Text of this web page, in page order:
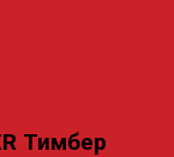
Тимбер